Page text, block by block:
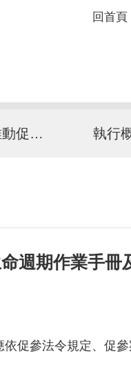
回首頁
本府推動促參介紹 執行
週期作業手冊
促參法令規定、促